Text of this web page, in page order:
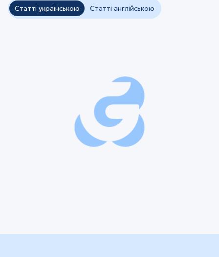
Статті українською Статті англійською